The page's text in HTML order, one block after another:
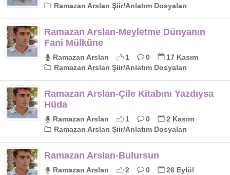
Ramazan Arslan Şiir/Anlatım Dosyaları
Ramazan Arslan-Meyletme Dünyanın
Fani Mülküne
Ramazan Arslan 1 0
17 Kasım
Ramazan Arslan Şiir/Anlatım Dosyaları
Ramazan Arslan-Çile Kitabını Yazdıysa
Hüda
Ramazan Arslan 1 0
2 Kasım
Ramazan Arslan Şiir/Anlatım Dosyaları
Ramazan Arslan-Bulursun
Ramazan Arslan 2 0
26 Eylül